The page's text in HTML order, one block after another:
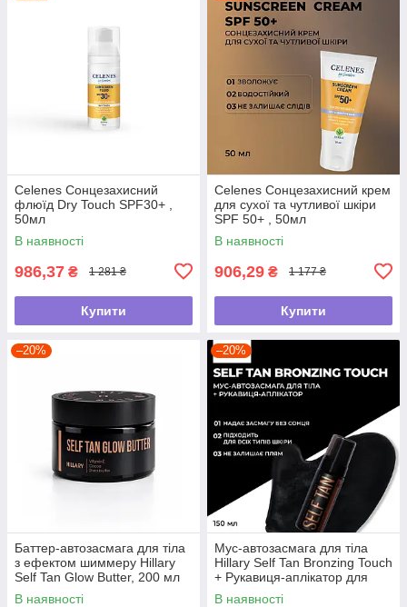
Celenes Сонцезахисний
флюїд Dry Touch SPF30+ ,
50мл
В наявності
986,37 ₴ 1 281 ₴
Купити
Celenes Сонцезахисний крем
для сухої та чутливої шкіри
SPF 50+ , 50мл
В наявності
906,29 ₴ 1 177 ₴
Купити
–20%
Баттер-автозасмага для тіла
з ефектом шиммеру Hillary
Self Tan Glow Butter, 200 мл
В наявності
–20%
Мус-автозасмага для тіла
Hillary Self Tan Bronzing Touch
+ Рукавиця-аплікатор для
автозасмаги
В наявності